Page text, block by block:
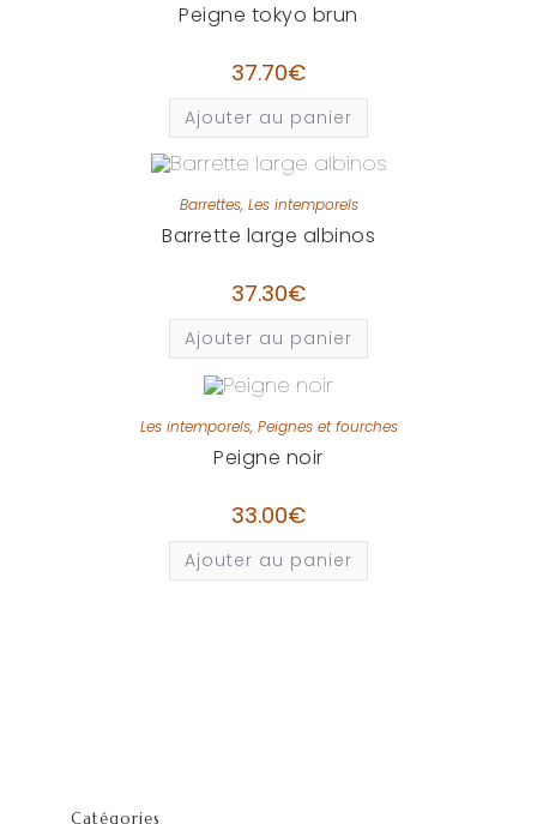
Peigne tokyo brun
37.70€
Ajouter au panier
Barrettes, Les intemporels
Barrette large albinos
37.30€
Ajouter au panier
Les intemporels, Peignes et fourches
Peigne noir
33.00€
Ajouter au panier
Catégories